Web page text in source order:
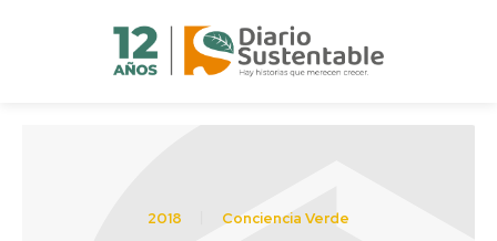
2018 Conciencia Verde